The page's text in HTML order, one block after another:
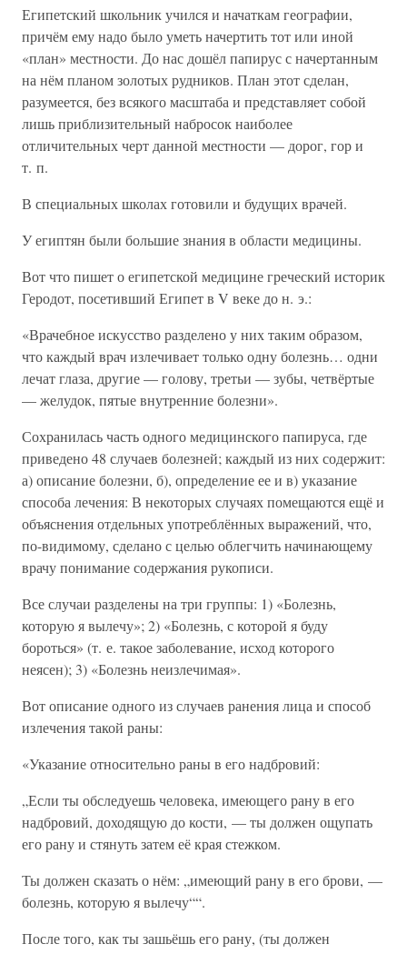
Египетский школьник учился и начаткам географии,
причём ему надо было уметь начертить тот или иной
«план» местности. До нас дошёл папирус с начертанным
на нём планом золотых рудников. План этот сделан,
разумеется, без всякого масштаба и представляет собой
лишь приблизительный набросок наиболее
отличительных черт данной местности — дорог, гор и
т. п.
В специальных школах готовили и будущих врачей.
У египтян были большие знания в области медицины.
Вот что пишет о египетской медицине греческий историк
Геродот, посетивший Египет в V веке до н. э.:
«Врачебное искусство разделено у них таким образом,
что каждый врач излечивает только одну болезнь… одни
лечат глаза, другие — голову, третьи — зубы, четвёртые
— желудок, пятые внутренние болезни».
Сохранилась часть одного медицинского папируса, где
приведено 48 случаев болезней; каждый из них содержит:
а) описание болезни, б), определение ее и в) указание
способа лечения: В некоторых случаях помещаются ещё и
объяснения отдельных употреблённых выражений, что,
по-видимому, сделано с целью облегчить начинающему
врачу понимание содержания рукописи.
Все случаи разделены на три группы: 1) «Болезнь,
которую я вылечу»; 2) «Болезнь, с которой я буду
бороться» (т. е. такое заболевание, исход которого
неясен); 3) «Болезнь неизлечимая».
Вот описание одного из случаев ранения лица и способ
излечения такой раны:
«Указание относительно раны в его надбровий:
„Если ты обследуешь человека, имеющего рану в его
надбровий, доходящую до кости, — ты должен ощупать
его рану и стянуть затем её края стежком.
Ты должен сказать о нём: „имеющий рану в его брови, —
болезнь, которую я вылечу““.
После того, как ты зашьёшь его рану, (ты должен